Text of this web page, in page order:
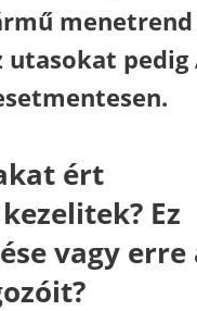
menetrend
pedig
ért
Ez
vagy erre